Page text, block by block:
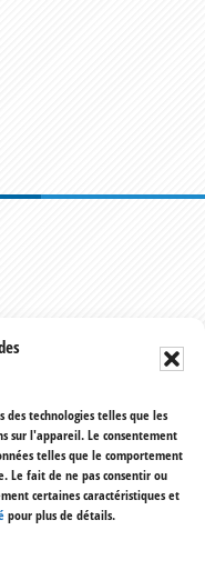
technologies telles que les
sur l'appareil. Le consentement
telles que le comportement
Le fait de ne pas consentir ou
certaines caractéristiques et
pour plus de détails.
J7T 3B5